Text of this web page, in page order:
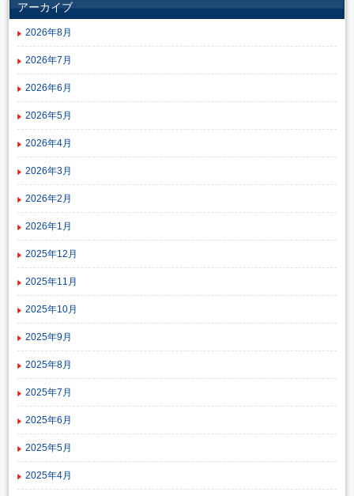
アーカイブ
2026年8月
2026年7月
2026年6月
2026年5月
2026年4月
2026年3月
2026年2月
2026年1月
2025年12月
2025年11月
2025年10月
2025年9月
2025年8月
2025年7月
2025年6月
2025年5月
2025年4月